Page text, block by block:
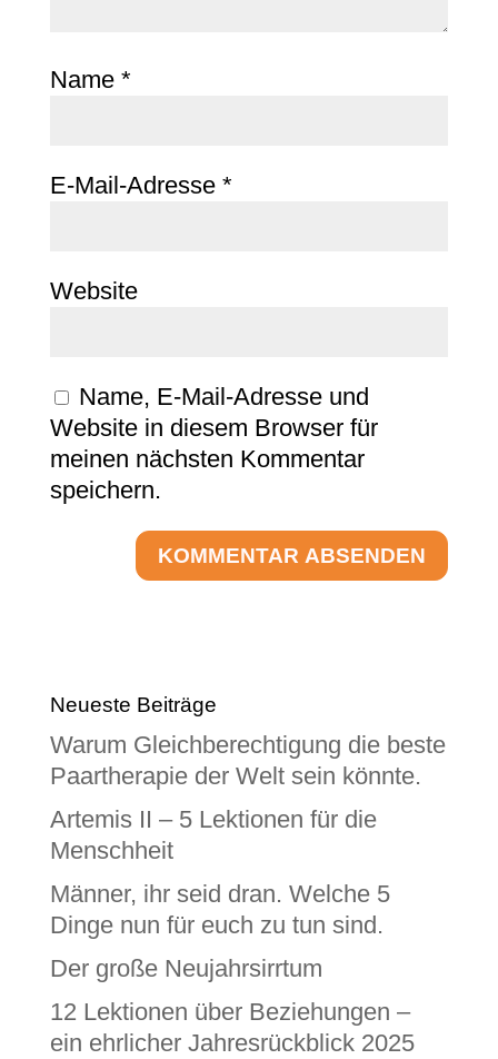
Name *
E-Mail-Adresse *
Website
Name, E-Mail-Adresse und
Website in diesem Browser für
meinen nächsten Kommentar
speichern.
Neueste Beiträge
Warum Gleichberechtigung die beste
Paartherapie der Welt sein könnte.
Artemis II – 5 Lektionen für die
Menschheit
Männer, ihr seid dran. Welche 5
Dinge nun für euch zu tun sind.
Der große Neujahrsirrtum
12 Lektionen über Beziehungen –
ein ehrlicher Jahresrückblick 2025